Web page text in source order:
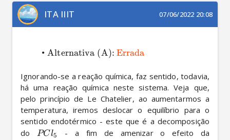
ITA IIIT 07/06/2022 20:08
• Alternativa (A): Errada
Ignorando-se a reação química, faz sentido, todavia,
há uma reação química neste sistema. Veja que,
pelo princípio de Le Chatelier, ao aumentarmos a
temperatura, iremos deslocar o equilíbrio para o
sentido endotérmico - este que é a decomposição
do PCl5
- a fim de amenizar o efeito da